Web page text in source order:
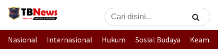
Nasional Internasional Hukum Sosial Budaya